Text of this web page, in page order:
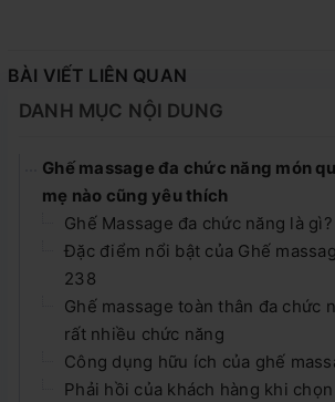
BÀI VIẾT LIÊN QUAN
DANH MỤC NỘI DUNG
Ghế massage đa chức năng món
mẹ nào cũng yêu thích
Ghế Massage đa chức năng là gì?
Đặc điểm nổi bật của Ghế
238
Ghế massage toàn thân đa chức
rất nhiều chức năng
Công dụng hữu ích của ghế
Phải hồi của khách hàng khi